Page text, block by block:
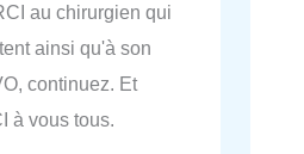
au chirurgien qui
ainsi qu'à son
continuez. Et
à vous tous.